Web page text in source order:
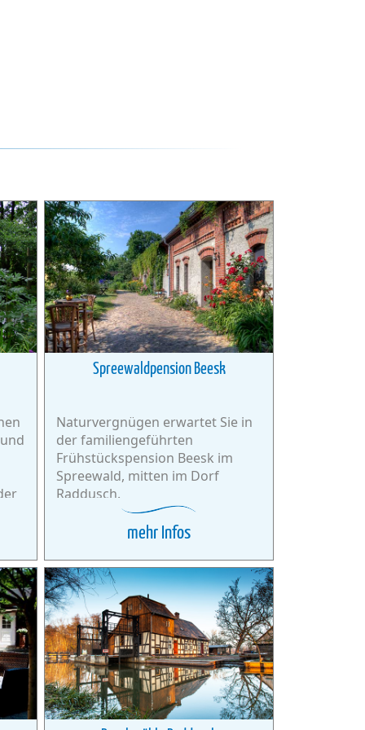
Spreewaldpension Beesk
Naturvergnügen erwartet Sie in
der familiengeführten
Frühstückspension Beesk im
Spreewald, mitten im Dorf
Raddusch.
mehr Infos